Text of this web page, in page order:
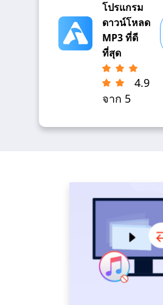
โปรแกรม
ดาวน์โหลด
MP3 ที่ดี
ที่สุด
4.9
จาก 5